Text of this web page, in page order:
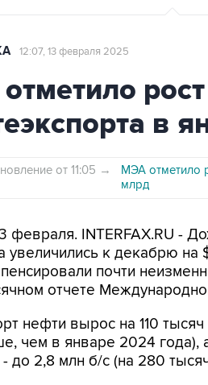
12:07, 13 февраля 2025
в
от 11:05 →
МЭА отметило
млрд
февраля. INTERFAX.RU -
увеличились к декабрю
почти
отчете
нефти вырос на 110
чем в январе 2024 года),
до 2,8 млн б/с (на 280